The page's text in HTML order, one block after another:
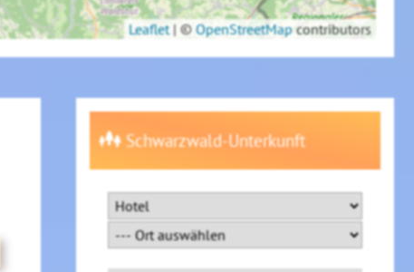
Leaflet | ©OpenStreetMapcontributors
Schwarzwald-Unterkunft